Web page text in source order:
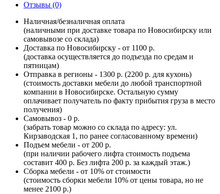
Отзывы (0)
Наличная/безналичная оплата
(наличными при доставке товара по Новосибирску или
самовывозе со склада)
Доставка по Новосибирску - от 1100 р.
(доставка осуществляется до подъезда по средам и
пятницам)
Отправка в регионы - 1300 р. (2200 р. для кухонь)
(стоимость доставки мебели до любой транспортной
компании в Новосибирске. Остальную сумму
оплачивает получатель по факту прибытия груза в место
получения)
Самовывоз - 0 р.
(забрать товар можно со склада по адресу: ул.
Кирзаводская 1, по ранее согласованному времени)
Подъем мебели - от 200 р.
(при наличии рабочего лифта стоимость подъема
составит 400 р. Без лифта 200 р. за каждый этаж.)
Сборка мебели - от 10% от стоимости
(стоимость сборки мебели 10% от цены товара, но не
менее 2100 р.)